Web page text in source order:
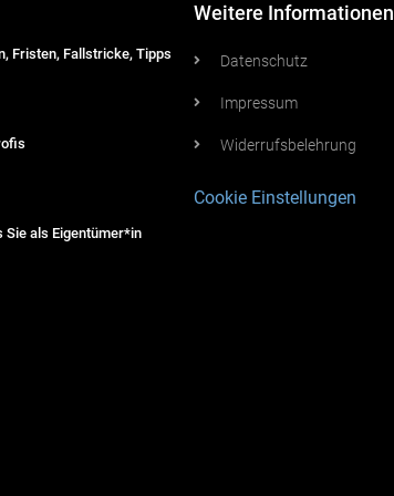
Fristen, Fallstricke, Tipps
Sie als Eigentümer*in
Weitere Informationen
Datenschutz
Impressum
Widerrufsbelehrung
Cookie Einstellungen